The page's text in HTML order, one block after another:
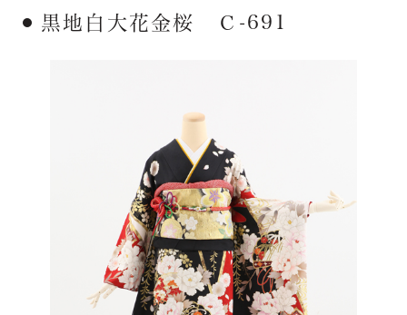
ABOUT
お知らせ・イベント
お問い合わせ・来店予約
黒地白大花金桜 Ｃ-691